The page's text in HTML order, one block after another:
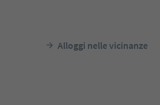
Alloggi nelle vicinanze